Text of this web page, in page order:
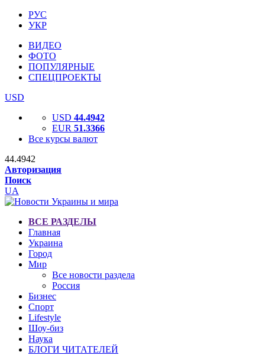
РУС
УКР
ВИДЕО
ФОТО
ПОПУЛЯРНЫЕ
СПЕЦПРОЕКТЫ
USD
USD 44.4942
EUR 51.3366
Все курсы валют
44.4942
Авторизация
Поиск
UA
ВСЕ РАЗДЕЛЫ
Главная
Украина
Город
Мир
Все новости раздела
Россия
Бизнес
Спорт
Lifestyle
Шоу-биз
Наука
БЛОГИ ЧИТАТЕЛЕЙ